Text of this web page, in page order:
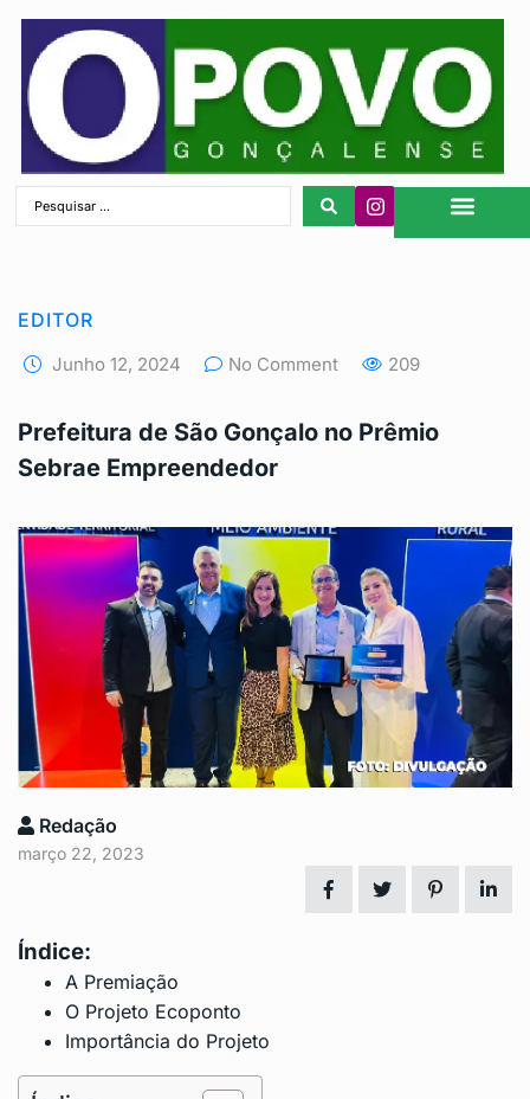
EDITOR
Junho 12, 2024 No Comment 209
Prefeitura de São Gonçalo no Prêmio
Sebrae Empreendedor
Redação
março 22, 2023
Índice:
A Premiação
O Projeto Ecoponto
Importância do Projeto